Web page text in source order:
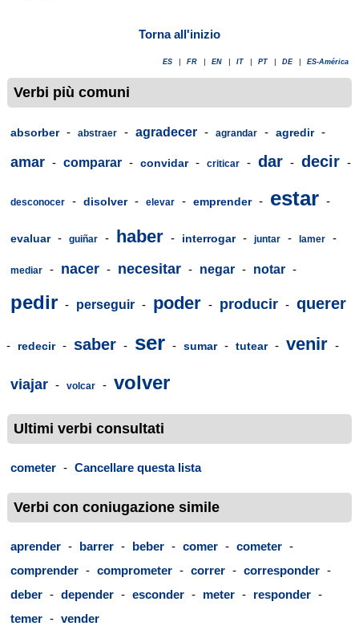
Torna all'inizio
ES FR EN IT PT DE ES-América
Verbi più comuni
absorber - abstraer - agradecer - agrandar - agredir -
amar - comparar - convidar - criticar - dar - decir -
desconocer - disolver - elevar - emprender - estar -
evaluar - guiñar - haber - interrogar - juntar - lamer -
mediar - nacer - necesitar - negar - notar -
pedir - perseguir - poder - producir - querer
- redecir - saber - ser - sumar - tutear - venir -
viajar - volcar - volver
Ultimi verbi consultati
cometer - Cancellare questa lista
Verbi con coniugazione simile
aprender - barrer - beber - comer - cometer -
comprender - comprometer - correr - corresponder -
deber - depender - esconder - meter - responder -
temer - vender